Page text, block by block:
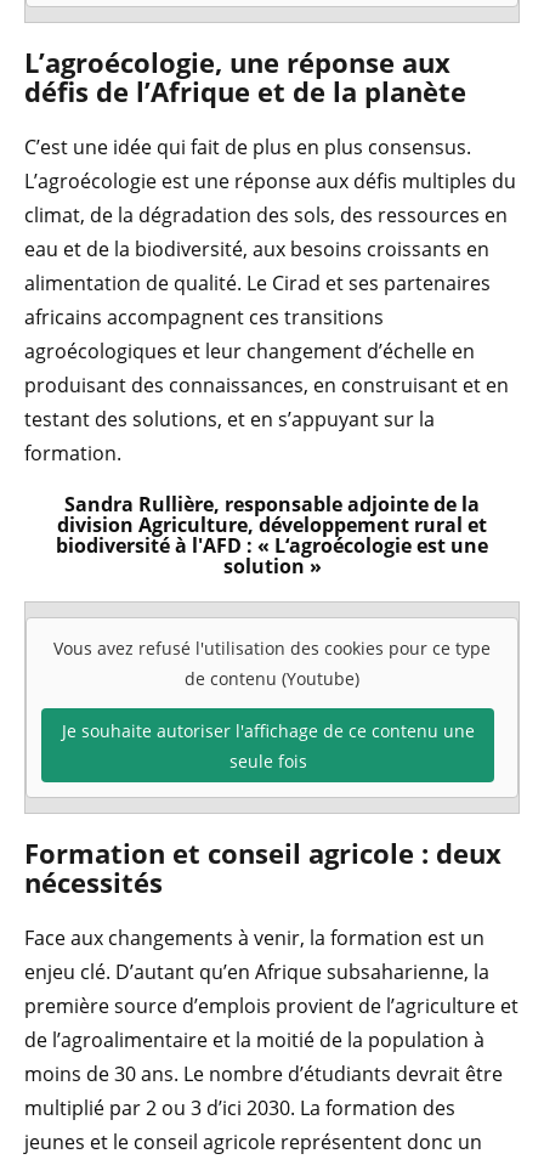
L’agroécologie, une réponse aux
défis de l’Afrique et de la planète
C’est une idée qui fait de plus en plus consensus.
L’agroécologie est une réponse aux défis multiples du
climat, de la dégradation des sols, des ressources en
eau et de la biodiversité, aux besoins croissants en
alimentation de qualité. Le Cirad et ses partenaires
africains accompagnent ces transitions
agroécologiques et leur changement d’échelle en
produisant des connaissances, en construisant et en
testant des solutions, et en s’appuyant sur la
formation.
Sandra Rullière, responsable adjointe de la
division Agriculture, développement rural et
biodiversité à l'AFD : « L‘agroécologie est une
solution »
Vous avez refusé l'utilisation des cookies pour ce type
de contenu (Youtube)
Je souhaite autoriser l'affichage de ce contenu une
seule fois
Formation et conseil agricole : deux
nécessités
Face aux changements à venir, la formation est un
enjeu clé. D’autant qu’en Afrique subsaharienne, la
première source d’emplois provient de l’agriculture et
de l’agroalimentaire et la moitié de la population à
moins de 30 ans. Le nombre d’étudiants devrait être
multiplié par 2 ou 3 d’ici 2030. La formation des
jeunes et le conseil agricole représentent donc un